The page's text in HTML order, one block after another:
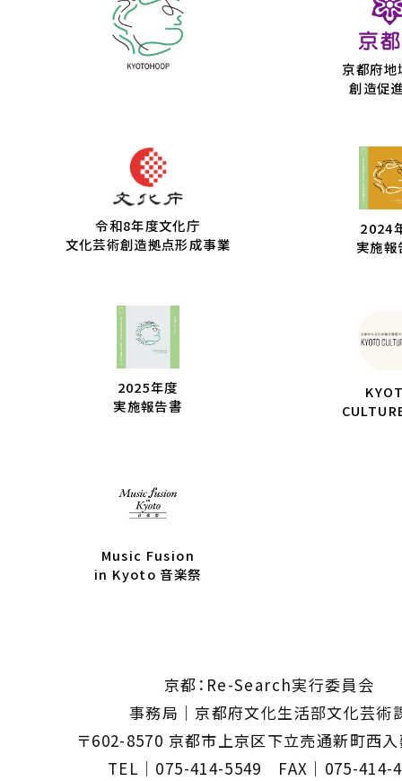
京都府地
創造促
令和8年度文化庁
文化芸術創造拠点形成事業
2024
実施報
2025年度
実施報告書
Music Fusion
in Kyoto 音楽祭
京都：Re-Search実行委員会
事務局｜京都府文化生活部文化芸術
〒602-8570 京都市上京区下立売通新町西入
TEL｜075-414-5549 FAX｜075-414-